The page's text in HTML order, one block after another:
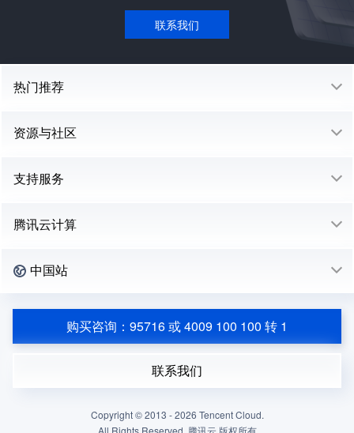
联系我们
热门推荐
资源与社区
支持服务
腾讯云计算
中国站
购买咨询：95716 或 4009 100 100 转 1
联系我们
Copyright © 2013 -2026 Tencent Cloud.
All Rights Reserved. 腾讯云 版权所有